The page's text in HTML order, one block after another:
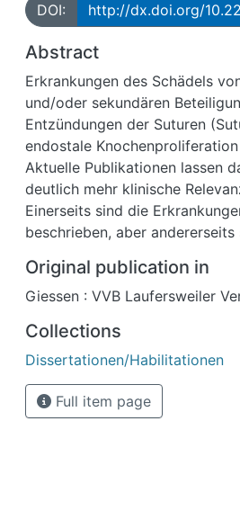
DOI: http://dx.doi.org/
Abstract
Erkrankungen des Schädels
und/oder sekundären
Entzündungen der Suturen
endostale
Aktuelle Publikationen lassen
deutlich mehr klinische
Einerseits sind die
beschrieben, aber
Annahme, dass die
knöchern durchbaut sind.
insbesondere diese scheinen
Es standen insgesamt 52 CT-
Alter von unter einem Jahr bis
Rekonstruktion der CT-
Original publication in
Giessen : VVB Laufersweiler
Collections
Dissertationen/Habilitationen
Full item page